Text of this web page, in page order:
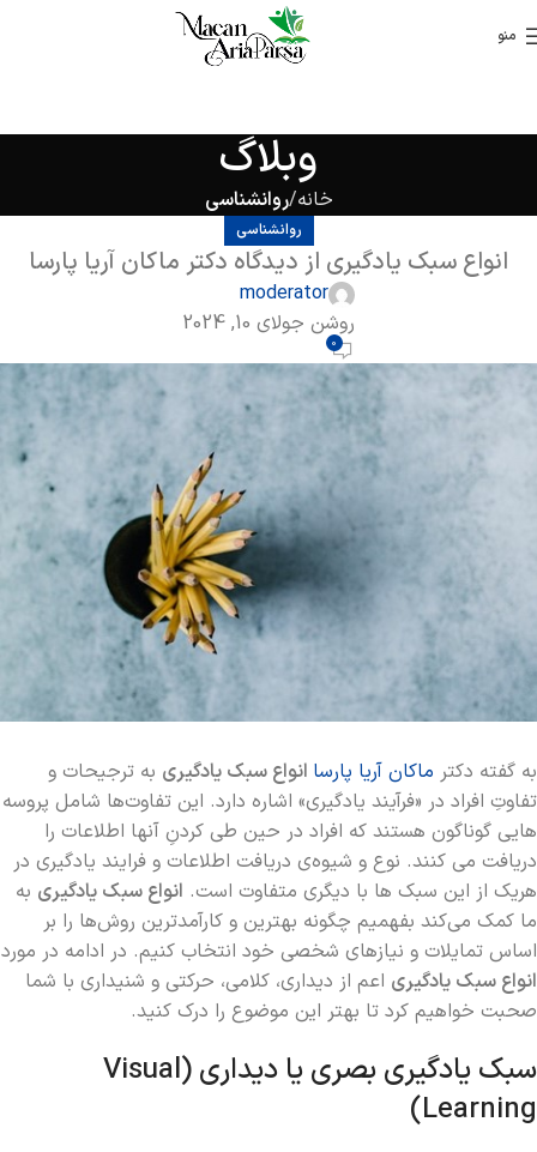
منو
وبلاگ
خانه روانشناسی
روانشناسی
انواع سبک یادگیری از دیدگاه دکتر ماکان آریا پارسا
moderator
روشن جولای 10, 2024
0
به گفته دکتر ماکان آریا پارسا انواع سبک یادگیری به ترجیحات و
تفاوتِ افراد در «فرآیند یادگیری» اشاره دارد. این تفاوت‌ها شامل پروسه
هایی گوناگون هستند که افراد در حین طی کردنِ آنها اطلاعات را
دریافت می کنند. نوع و شیوه‌ی دریافت اطلاعات و فرایند یادگیری در
هریک از این سبک ها با دیگری متفاوت است. انواع سبک یادگیری به
ما کمک می‌کند بفهمیم چگونه بهترین و کارآمدترین روش‌ها را بر
اساس تمایلات و نیازهای شخصی خود انتخاب کنیم. در ادامه در مورد
انواع سبک یادگیری اعم از دیداری، کلامی، حرکتی و شنیداری با شما
صحبت خواهیم کرد تا بهتر این موضوع را درک کنید.
سبک یادگیری بصری یا دیداری (Visual
Learning)